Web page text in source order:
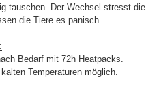
tauschen. Der Wechsel stresst
die Tiere es panisch.
Bedarf mit 72h Heatpacks.
Temperaturen möglich.